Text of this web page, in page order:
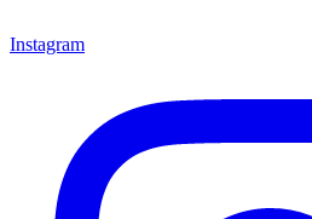
Instagram